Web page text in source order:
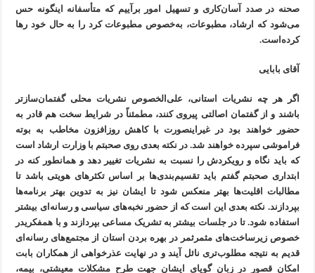
صحنه در صدد آسان‌کاری و تسهیل امور برآییم که متأسفانه اینگونه حس
می‌شود که ارشاد، مطبوعات، به‌خصوص مطبوعات کرد را به حال خود رها
کرده‌است.
آقای بابایی
اگر هر چه نشریات استانی، علی‌الخصوص نشریات محلی گفتمان‌سازتر
باشند و از گفتمان اصالتی پیروی کنند، مطمئناً در شرایط سخت هم قادر به
حضور خواهند بود در غیراینصورت با کاهش روزافزون مخاطب به بوته
فراموشی سپرده خواهند شد. در نکته بعدی روی صحبتم با وزارت ارشاد است
که باید نگاه و رویکردش را نسبت به نشریات تغییر دهد و همانطور کنه در
ابتداری صحبتم گفتم باید تقسیم‌بندی‌ها بر اساس تکثرهای هویتی باشد تا
مطالبات اقلیت‌ها بهتر منعکس شود تا ایشان نیز به تدوین بهتر برنامه‌ها
بپردازند. نکته بعدی این است که از حضور نخبه‌های سیاسی و رسانه‌ای بیشتر
استفاده شود. تا در جلسات بیشتر به تشریک مساعی بپردازند و با همفکریدر
خصوص زیرساخت‌های مثمرثمر در بهره بردن استان از مجتمع‌های رسانه‌ای
قدیم به نتیجه مطلوب‌تری نائل آیند و در نهایت عذرخواهی از همکاران بابت
امکان قصور در زبان گویای ایشان جهت طرح مشکلات معیشتی، بیمه،